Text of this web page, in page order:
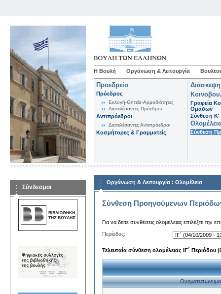
Η Βουλή Οργάνωση & Λειτουργία
Προεδρείο
Πρόεδρος
Εκλογή-Θητεία-Αρμοδιότητες
Διατελέσαντες Πρόεδροι
Αντιπρόεδροι
Διατελέσαντες Αντιπρόεδροι
Κοσμήτορες & Γραμματείς
Γραφεία
Ομάδων
Σύνθεση K'
Σύνθεση
Σύνδεσμοι
Οργάνωση & Λειτουργία : Ολομέλεια
Σύνθεση Προηγούμενων
Για να δείτε συνθέσεις ολομέλειας επιλέξτε την
Περίοδος:
Τελευταία σύνθεση ολομέλειας ΙΓ΄ Περιόδου
Ονοματεπώνυμο